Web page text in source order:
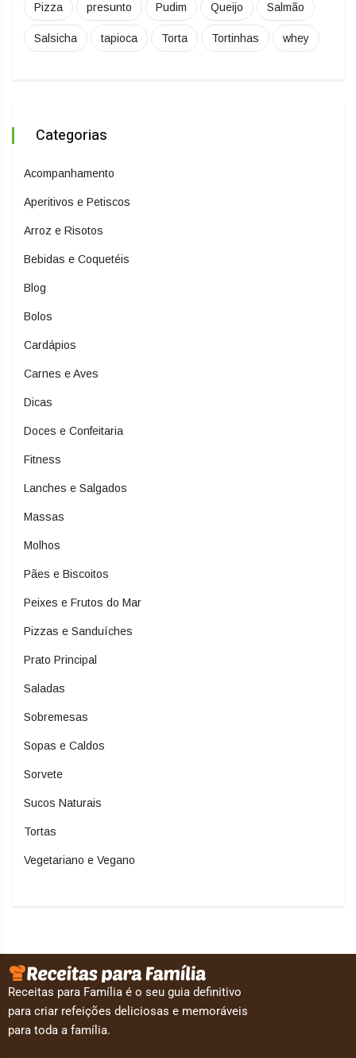
Pizza presunto Pudim Queijo Salmão
Salsicha tapioca Torta Tortinhas whey
Categorias
Acompanhamento
Aperitivos e Petiscos
Arroz e Risotos
Bebidas e Coquetéis
Blog
Bolos
Cardápios
Carnes e Aves
Dicas
Doces e Confeitaria
Fitness
Lanches e Salgados
Massas
Molhos
Pães e Biscoitos
Peixes e Frutos do Mar
Pizzas e Sanduíches
Prato Principal
Saladas
Sobremesas
Sopas e Caldos
Sorvete
Sucos Naturais
Tortas
Vegetariano e Vegano
Receitas para Família é o seu guia definitivo
para criar refeições deliciosas e memoráveis
para toda a família.